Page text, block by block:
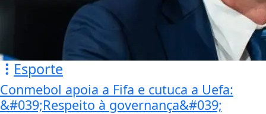
Esporte
Conmebol apoia a Fifa e cutuca a Uefa:
&#039;Respeito à governança&#039;